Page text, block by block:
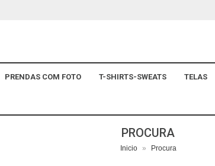
PRENDAS COM FOTO T-SHIRTS-SWEATS TELAS
PROCURA
Inicio » Procura